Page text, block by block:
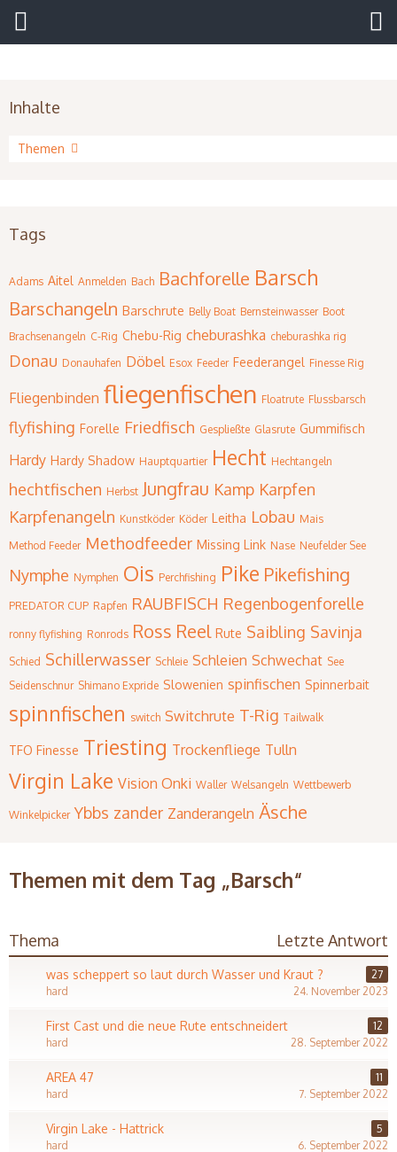
Inhalte
Artikel
Themen
Tags
Adams Aitel Anmelden Bach Bachforelle Barsch
Barschangeln Barschrute Belly Boat Bernsteinwasser Boot
Brachsenangeln C-Rig Chebu-Rig cheburashka cheburashka rig
Donau Donauhafen Döbel Esox Feeder Feederangel Finesse Rig
Fliegenbinden fliegenfischen Floatrute Flussbarsch
flyfishing Forelle Friedfisch Gespließte Glasrute Gummifisch
Hardy Hardy Shadow Hauptquartier Hecht Hechtangeln
hechtfischen Herbst Jungfrau Kamp Karpfen
Karpfenangeln Kunstköder Köder Leitha Lobau Mais
Method Feeder Methodfeeder Missing Link Nase Neufelder See
Nymphe Nymphen Ois Perchfishing Pike Pikefishing
PREDATOR CUP Rapfen RAUBFISCH Regenbogenforelle
ronny flyfishing Ronrods Ross Reel Rute Saibling Savinja
Schied Schillerwasser Schleie Schleien Schwechat See
Seidenschnur Shimano Expride Slowenien spinfischen Spinnerbait
spinnfischen switch Switchrute T-Rig Tailwalk
TFO Finesse Triesting Trockenfliege Tulln
Virgin Lake Vision Onki Waller Welsangeln Wettbewerb
Winkelpicker Ybbs zander Zanderangeln Äsche
Themen mit dem Tag „Barsch“
Thema Letzte Antwort
was scheppert so laut durch Wasser und Kraut ?
27
hard
24. November 2023
First Cast und die neue Rute entschneidert
12
hard
28. September 2022
AREA 47
11
hard
7. September 2022
Virgin Lake - Hattrick
5
hard
6. September 2022